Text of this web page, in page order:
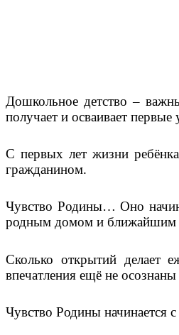
Дошкольное детство –
получает и осваивает
С первых лет жизни
гражданином.
Чувство Родины… Оно
родным домом и ближайшим
Сколько открытий делает
впечатления ещё не
Чувство Родины начинается